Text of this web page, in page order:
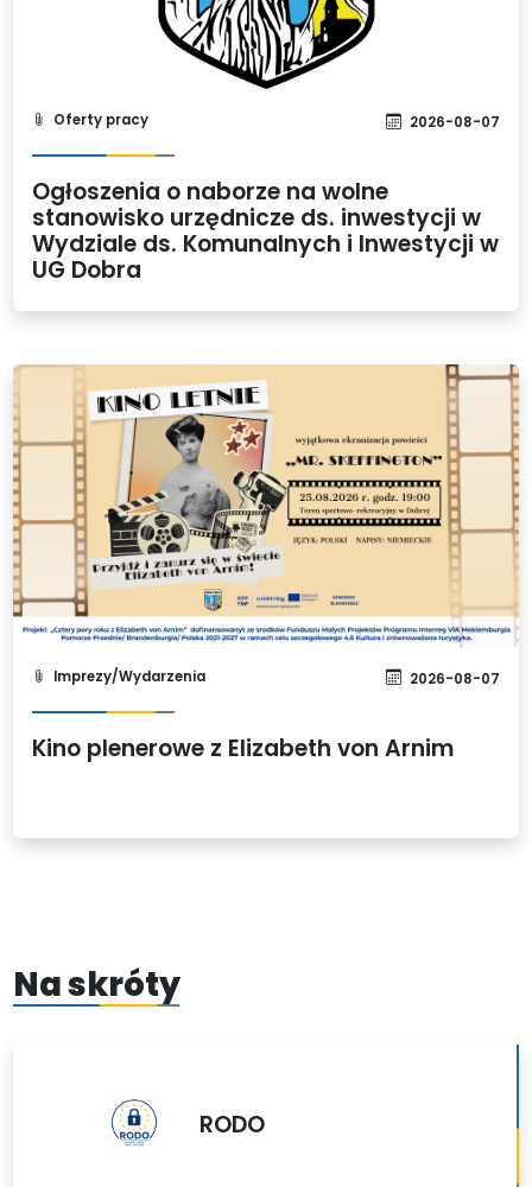
Oferty pracy 2026-08-07
Ogłoszenia o naborze na wolne
stanowisko urzędnicze ds. inwestycji w
Wydziale ds. Komunalnych i Inwestycji w
UG Dobra
Imprezy/Wydarzenia 2026-08-07
Kino plenerowe z Elizabeth von Arnim
Na skróty
RODO